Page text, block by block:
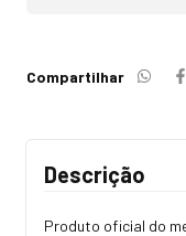
Compartilhar
Descrição
Produto oficial do